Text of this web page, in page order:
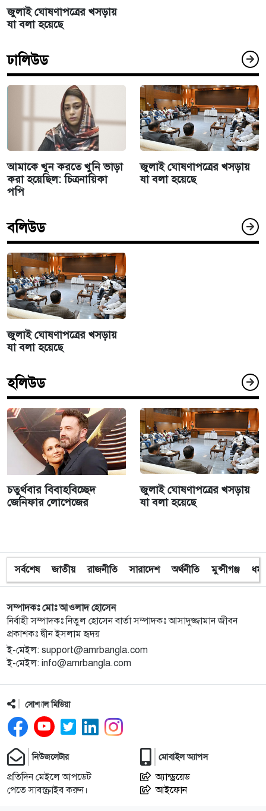
জুলাই ঘোষণাপত্রের খসড়ায়
যা বলা হয়েছে
ঢালিউড
আমাকে খুন করতে খুনি ভাড়া
করা হয়েছিল: চিত্রনায়িকা
পপি
জুলাই ঘোষণাপত্রের খসড়ায়
যা বলা হয়েছে
বলিউড
জুলাই ঘোষণাপত্রের খসড়ায়
যা বলা হয়েছে
হলিউড
চতুর্থবার বিবাহবিচ্ছেদ
জেনিফার লোপেজের
জুলাই ঘোষণাপত্রের খসড়ায়
যা বলা হয়েছে
সর্বশেষ জাতীয় রাজনীতি সারাদেশ অর্থনীতি মুন্সীগঞ্জ ধর্ম
সম্পাদকঃ মোঃ আওলাদ হোসেন
নির্বাহী সম্পাদকঃ নিতুল হোসেন বার্তা সম্পাদকঃ আসাদুজ্জামান জীবন
প্রকাশকঃ দ্বীন ইসলাম হৃদয়
ই-মেইল: support@amrbangla.com
ই-মেইল: info@amrbangla.com
সোশ্যাল মিডিয়া
নিউজলেটার
প্রতিদিন মেইলে আপডেট
পেতে সাবস্ক্রাইব করুন।
মোবাইল অ্যাপস
অ্যান্ড্রয়েড
আইফোন